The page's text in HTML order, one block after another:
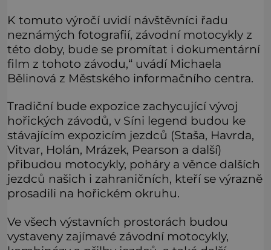
K tomuto výročí uvidí návštěvníci řadu
neznámých fotografií, závodní motocykly z
této doby, bude se promítat i dokumentární
film z tohoto závodu,“ uvádí Michaela
Bělinová z Městského informačního centra.
Tradiční bude expozice zachycující vývoj
hořických závodů, v Síni legend budou ke
stávajícím expozicím jezdců (Staša, Havrda,
Vitvar, Holán, Mrázek, Pearson a další)
přibudou motocykly, poháry a věnce dalších
jezdců našich i zahraničních, kteří se výrazně
prosadili na hořickém okruhu.
Ve všech výstavních prostorách budou
vystaveny zajímavé závodní motocykly,